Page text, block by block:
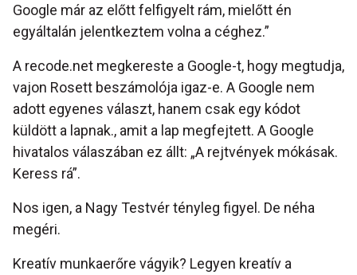
Google már az előtt felfigyelt rám, mielőtt én
egyáltalán jelentkeztem volna a céghez.”
A recode.net megkereste a Google-t, hogy megtudja,
vajon Rosett beszámolója igaz-e. A Google nem
adott egyenes választ, hanem csak egy kódot
küldött a lapnak., amit a lap megfejtett. A Google
hivatalos válaszában ez állt: „A rejtvények mókásak.
Keress rá”.
Nos igen, a Nagy Testvér tényleg figyel. De néha
megéri.
Kreatív munkaerőre vágyik? Legyen kreatív a